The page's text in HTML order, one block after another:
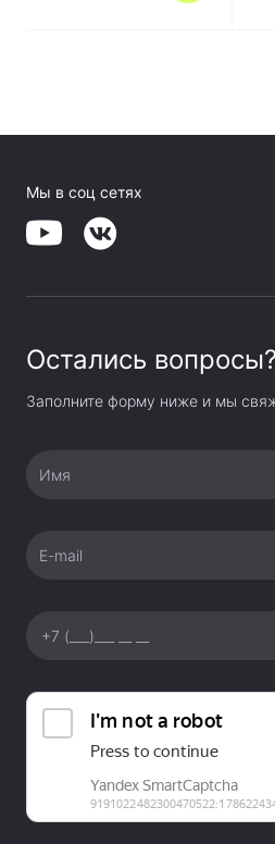
Мы в соц сетях
Остались вопросы?
Заполните форму ниже и мы
Имя
E-mail